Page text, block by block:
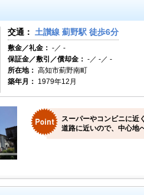
交通： 土讃線 薊野駅 徒歩6分
敷金／礼金： -／ -
保証金／敷引／償却金： -／ -／ -
所在地： 高知市薊野南町
築年月： 1979年12月
スーパーやコンビニに近
道路に近いので、中心地